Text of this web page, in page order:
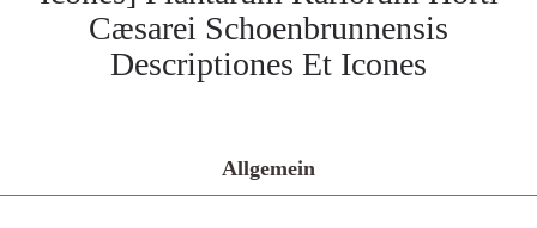
Cæsarei Schoenbrunnensis
Descriptiones Et Icones
Allgemein